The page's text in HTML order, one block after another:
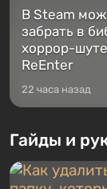
В Steam
забрать в
хоррор-
ReEnter
22 часа назад
Гайды и